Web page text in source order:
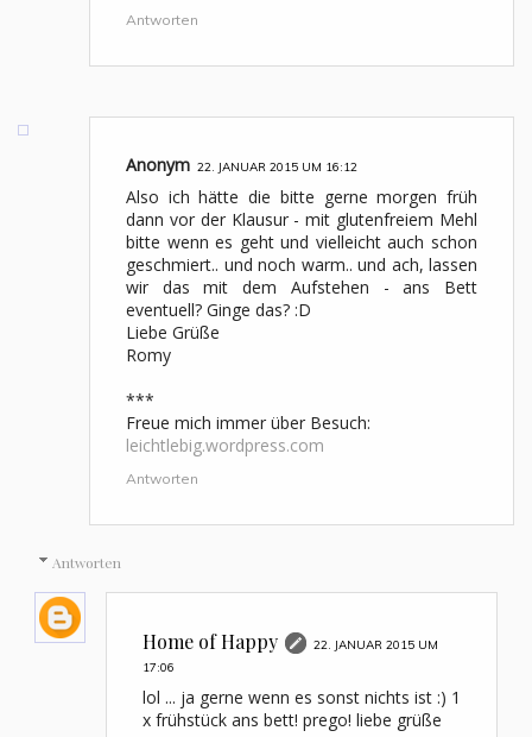
Antworten
Anonym 22. JANUAR 2015 UM 16:12
Also ich hätte die bitte gerne morgen früh
dann vor der Klausur - mit glutenfreiem Mehl
bitte wenn es geht und vielleicht auch schon
geschmiert.. und noch warm.. und ach, lassen
wir das mit dem Aufstehen - ans Bett
eventuell? Ginge das? :D
Liebe Grüße
Romy
***
Freue mich immer über Besuch:
leichtlebig.wordpress.com
Antworten
Antworten
Home of Happy
22. JANUAR 2015 UM
17:06
lol ... ja gerne wenn es sonst nichts ist :) 1
x frühstück ans bett! prego! liebe grüße